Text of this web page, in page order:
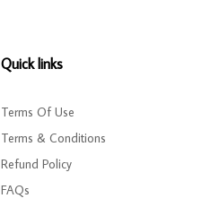
Quick links
Terms Of Use
Terms & Conditions
Refund Policy
FAQs